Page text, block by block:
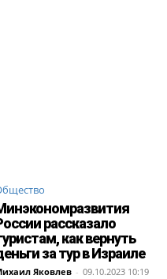
рассказало
как вернуть
за тур в Израиле
Яковлев - 09.10.2023 10:19